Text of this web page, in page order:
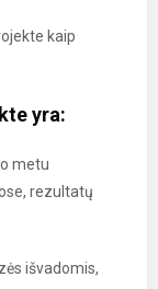
kaip
yra:
metu
rezultatų
išvadomis,